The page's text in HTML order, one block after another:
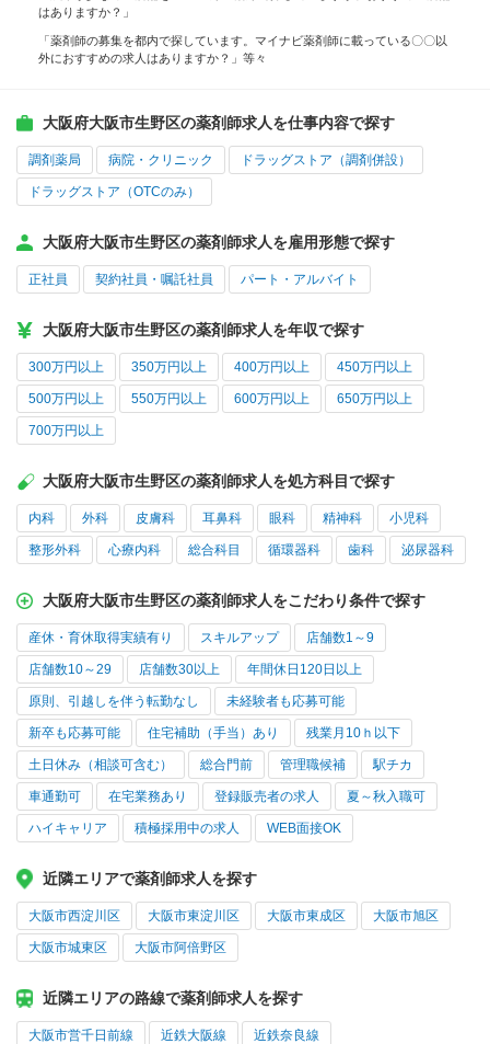
はありますか？」
「薬剤師の募集を都内で探しています。マイナビ薬剤師に載っている〇〇以
外におすすめの求人はありますか？」等々
大阪府大阪市生野区の薬剤師求人を仕事内容で探す
調剤薬局 病院・クリニック ドラッグストア（調剤併設）
ドラッグストア（OTCのみ）
大阪府大阪市生野区の薬剤師求人を雇用形態で探す
正社員 契約社員・嘱託社員 パート・アルバイト
大阪府大阪市生野区の薬剤師求人を年収で探す
300万円以上 350万円以上 400万円以上 450万円以上
500万円以上 550万円以上 600万円以上 650万円以上
700万円以上
大阪府大阪市生野区の薬剤師求人を処方科目で探す
内科 外科 皮膚科 耳鼻科 眼科 精神科 小児科
整形外科 心療内科 総合科目 循環器科 歯科 泌尿器科
大阪府大阪市生野区の薬剤師求人をこだわり条件で探す
産休・育休取得実績有り スキルアップ 店舗数1～9
店舗数10～29 店舗数30以上 年間休日120日以上
原則、引越しを伴う転勤なし 未経験者も応募可能
新卒も応募可能 住宅補助（手当）あり 残業月10ｈ以下
土日休み（相談可含む） 総合門前 管理職候補 駅チカ
車通勤可 在宅業務あり 登録販売者の求人 夏～秋入職可
ハイキャリア 積極採用中の求人 WEB面接OK
近隣エリアで薬剤師求人を探す
大阪市西淀川区 大阪市東淀川区 大阪市東成区 大阪市旭区
大阪市城東区 大阪市阿倍野区
近隣エリアの路線で薬剤師求人を探す
大阪市営千日前線 近鉄大阪線 近鉄奈良線